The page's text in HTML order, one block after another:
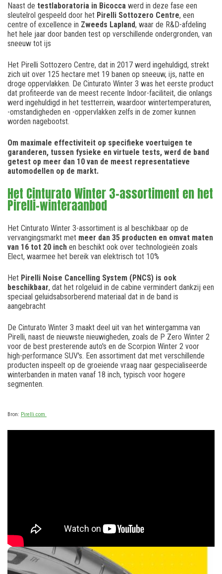
Naast de testlaboratoria in Bicocca werd in deze fase een
sleutelrol gespeeld door het Pirelli Sottozero Centre, een
centre of excellence in Zweeds Lapland, waar de R&D-afdeling
het hele jaar door banden test op verschillende ondergronden, van
sneeuw tot ijs
Het Pirelli Sottozero Centre, dat in 2017 werd ingehuldigd, strekt
zich uit over 125 hectare met 19 banen op sneeuw, ijs, natte en
droge oppervlakken. De Cinturato Winter 3 was het eerste product
dat profiteerde van de meest recente Indoor-faciliteit, die onlangs
werd ingehuldigd in het testterrein, waardoor wintertemperaturen,
-omstandigheden en -oppervlakken zelfs in de zomer kunnen
worden nagebootst.
Om maximale effectiviteit op specifieke voertuigen te
garanderen, tussen fysieke en virtuele tests, werd de band
getest op meer dan 10 van de meest representatieve
automodellen op de markt.
Het Cinturato Winter 3-assortiment en het
Pirelli-winteraanbod
Het Cinturato Winter 3-assortiment is al beschikbaar op de
vervangingsmarkt met meer dan 35 producten en omvat maten
van 16 tot 20 inch en beschikt ook over technologieën zoals
Elect, waarmee het bereik van elektrisch tot 10%
Het Pirelli Noise Cancelling System (PNCS) is ook
beschikbaar, dat het rolgeluid in de cabine vermindert dankzij een
speciaal geluidsabsorberend materiaal dat in de band is
aangebracht
De Cinturato Winter 3 maakt deel uit van het wintergamma van
Pirelli, naast de nieuwste nieuwigheden, zoals de P Zero Winter 2
voor de best presterende auto's en de Scorpion Winter 2 voor
high-performance SUV's. Een assortiment dat met verschillende
producten inspeelt op de groeiende vraag naar gespecialiseerde
winterbanden in maten vanaf 18 inch, typisch voor hogere
segmenten.
Bron: Pirelli.com